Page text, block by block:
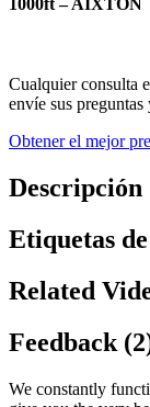
1000ft – AIXTON
Cualquier consulta
envíe sus preguntas
Obtener el mejor
Descripción
Etiquetas
Related
Feedback
We constantly